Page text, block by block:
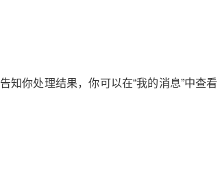
知你处理结果，你可以在“我的消息”中查看